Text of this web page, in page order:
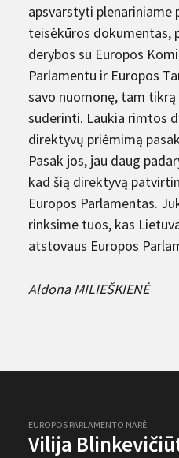
apsvarstyti plenariniame
teisėkūros dokumentas,
derybos su Europos
Parlamentu ir Europos
savo nuomonę, tam tikrą
suderinti. Laukia rimtos
direktyvų pri­ėmimą
Pasak jos, jau daug
kad šią direktyvą
Europos Parlamentas.
rinksime tuos, kas
atstovaus Europos
Aldona MILIEŠKIENĖ
EUROPOS PARLAMENTO NARĖ
Vilija